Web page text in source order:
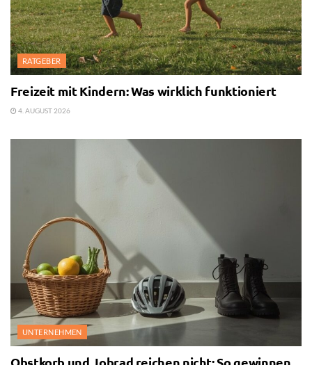
RATGEBER
Freizeit mit Kindern: Was wirklich funktioniert
4. AUGUST 2026
UNTERNEHMEN